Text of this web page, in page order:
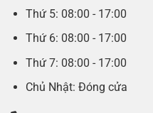
Thứ 5: 08:00 - 17:00
Thứ 6: 08:00 - 17:00
Thứ 7: 08:00 - 17:00
Chủ Nhật: Đóng cửa